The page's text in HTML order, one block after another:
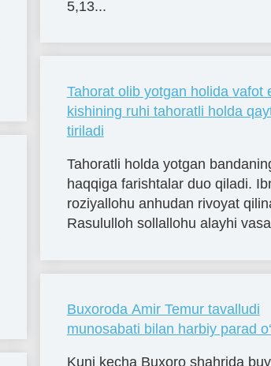
5,13...
Tahorat olib yotgan holida vafot
kishining ruhi tahoratli holda
tiriladi
Tahoratli holda yotgan
haqqiga farishtalar duo qiladi.
roziyallohu anhudan rivoyat
Rasululloh sollallohu alayhi
Buxoroda Amir Temur tavalludi
munosabati bilan harbiy parad
Kuni kecha Buxoro shahrida